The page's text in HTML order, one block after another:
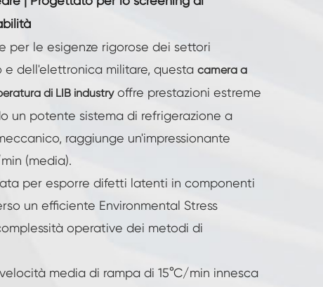
per le esigenze rigorose dei settori
dell'elettronica militare, questa camera a
di LIB industryoffre prestazioni estreme
un potente sistema di refrigerazione a
raggiunge un'impressionante
(media).
per esporre difetti latenti in componenti
un efficiente Environmental Stress
operative dei metodi di
media di rampa di 15°C/min innesca